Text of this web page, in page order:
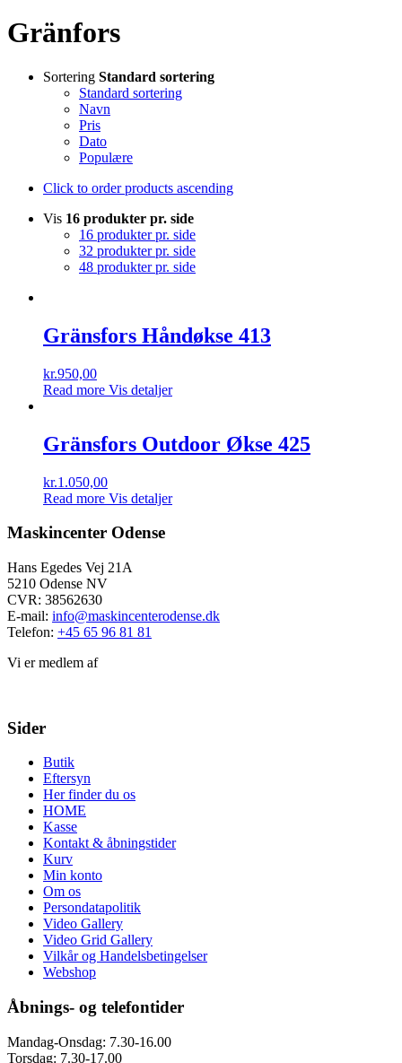
Gränfors
Sortering Standard sortering
Standard sortering
Navn
Pris
Dato
Populære
Click to order products ascending
Vis 16 produkter pr. side
16 produkter pr. side
32 produkter pr. side
48 produkter pr. side
Gränsfors Håndøkse 413
kr.950,00
Read more Vis detaljer
Gränsfors Outdoor Økse 425
kr.1.050,00
Read more Vis detaljer
Maskincenter Odense
Hans Egedes Vej 21A
5210 Odense NV
CVR: 38562630
E-mail: info@maskincenterodense.dk
Telefon: +45 65 96 81 81
Vi er medlem af
Sider
Butik
Eftersyn
Her finder du os
HOME
Kasse
Kontakt & åbningstider
Kurv
Min konto
Om os
Persondatapolitik
Video Gallery
Video Grid Gallery
Vilkår og Handelsbetingelser
Webshop
Åbnings- og telefontider
Mandag-Onsdag: 7.30-16.00
Torsdag: 7.30-17.00